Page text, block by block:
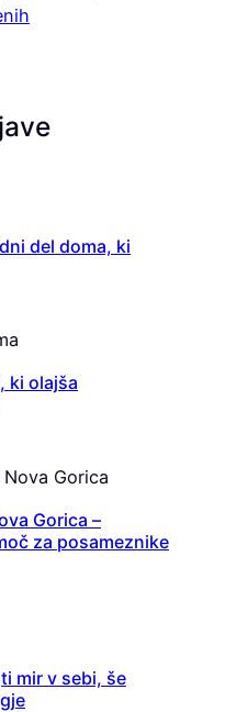
del doma, ki
ki olajša
Gorica –
za posameznike
mir v sebi, še